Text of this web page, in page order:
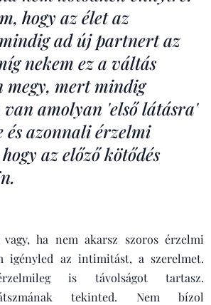
hogy az élet az
ad új partnert az
nekem ez a váltás
megy, mert mindig
van amolyan 'első látásra'
és azonnali érzelmi
az előző kötődés
vagy, ha nem akarsz szoros érzelmi
igényled az intimitást, a szerelmet.
is távolságot tartasz.
tekinted. Nem bízol